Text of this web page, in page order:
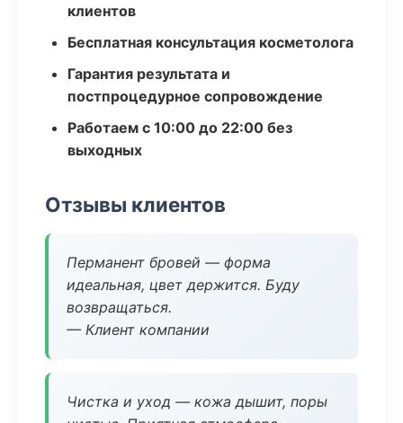
клиентов
Бесплатная консультация косметолога
Гарантия результата и
постпроцедурное сопровождение
Работаем с 10:00 до 22:00 без
выходных
Отзывы клиентов
Перманент бровей — форма
идеальная, цвет держится. Буду
возвращаться.
— Клиент компании
Чистка и уход — кожа дышит, поры